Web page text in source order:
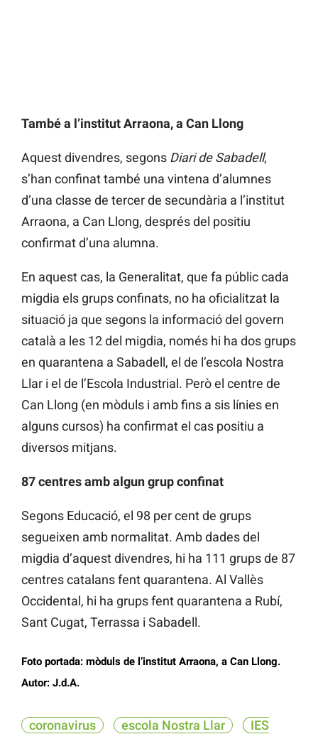
També a l’institut Arraona, a Can Llong
Aquest divendres, segons Diari de Sabadell,
s’han confinat també una vintena d’alumnes
d’una classe de tercer de secundària a l’institut
Arraona, a Can Llong, després del positiu
confirmat d’una alumna.
En aquest cas, la Generalitat, que fa públic cada
migdia els grups confinats, no ha oficialitzat la
situació ja que segons la informació del govern
català a les 12 del migdia, només hi ha dos grups
en quarantena a Sabadell, el de l’escola Nostra
Llar i el de l’Escola Industrial. Però el centre de
Can Llong (en mòduls i amb fins a sis línies en
alguns cursos) ha confirmat el cas positiu a
diversos mitjans.
87 centres amb algun grup confinat
Segons Educació, el 98 per cent de grups
segueixen amb normalitat. Amb dades del
migdia d’aquest divendres, hi ha 111 grups de 87
centres catalans fent quarantena. Al Vallès
Occidental, hi ha grups fent quarantena a Rubí,
Sant Cugat, Terrassa i Sabadell.
Foto portada: mòduls de l’institut Arraona, a Can Llong.
Autor: J.d.A.
coronavirus escola Nostra Llar
IES